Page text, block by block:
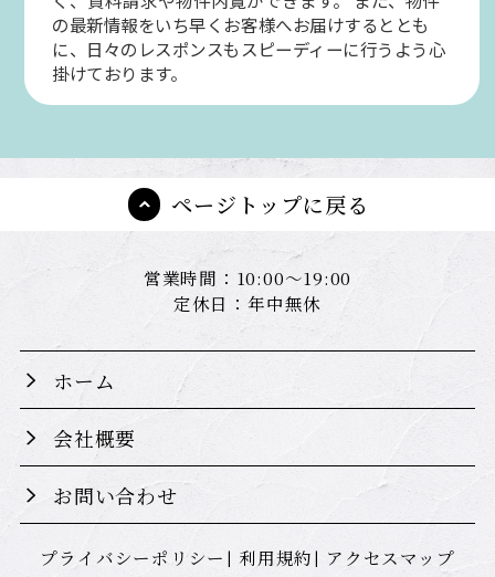
の最新情報をいち早くお客様へお届けするととも
に、日々のレスポンスもスピーディーに行うよう心
掛けております。
ページトップに戻る
営業時間：10:00～19:00
定休日：年中無休
ホーム
会社概要
お問い合わせ
プライバシーポリシー 利用規約 アクセスマップ